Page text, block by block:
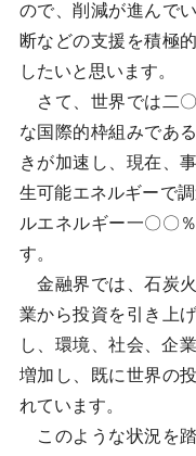
ので、削減が進んで
断などの支援を積極
したいと思います。
さて、世界では二
な国際的枠組みであ
きが加速し、現在、
生可能エネルギーで
ルエネルギー一〇〇
す。
金融界では、石炭
業から投資を引き上
し、環境、社会、企
増加し、既に世界の
れています。
このような状況を